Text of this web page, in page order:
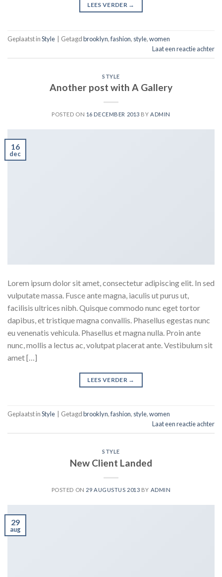
LEES VERDER →
Geplaatst inStyle Getagdbrooklyn,fashion, style,women
Laat een reactie achter
STYLE
Another post with A Gallery
POSTED ON 16 DECEMBER 2013 BY ADMIN
16
dec
Lorem ipsum dolor sit amet, consectetur adipiscing elit. In sed
vulputate massa. Fusce ante magna, iaculis ut purus ut,
facilisis ultrices nibh. Quisque commodo nunc eget tortor
dapibus, et tristique magna convallis. Phasellus egestas nunc
eu venenatis vehicula. Phasellus et magna nulla. Proin ante
nunc, mollis a lectus ac, volutpat placerat ante. Vestibulum sit
amet […]
LEES VERDER →
Geplaatst inStyle Getagdbrooklyn,fashion, style,women
Laat een reactie achter
STYLE
New Client Landed
POSTED ON 29 AUGUSTUS 2013 BY ADMIN
29
aug